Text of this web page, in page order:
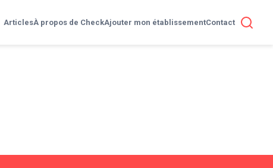
ArticlesÀ propos de CheckAjouter mon établissementContact